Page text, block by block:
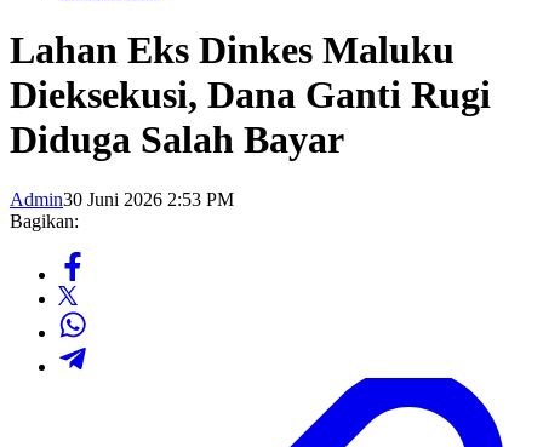
Lahan Eks Dinkes Maluku
Dieksekusi, Dana Ganti Rugi
Diduga Salah Bayar
Admin30 Juni 2026 2:53 PM
Bagikan: